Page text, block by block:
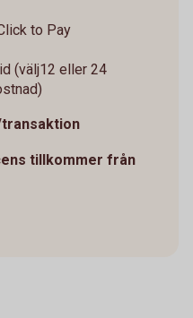
to Pay
(välj12 eller 24
transaktion
tillkommer från